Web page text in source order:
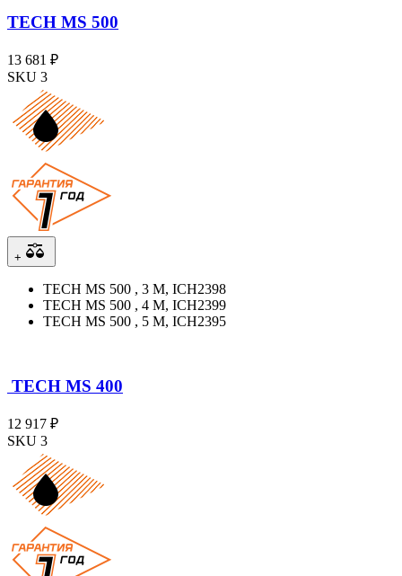
TECH MS 500
13 681 ₽
SKU 3
+
TECH MS 500 , 3 М, ICH2398
TECH MS 500 , 4 М, ICH2399
TECH MS 500 , 5 М, ICH2395
TECH MS 400
12 917 ₽
SKU 3